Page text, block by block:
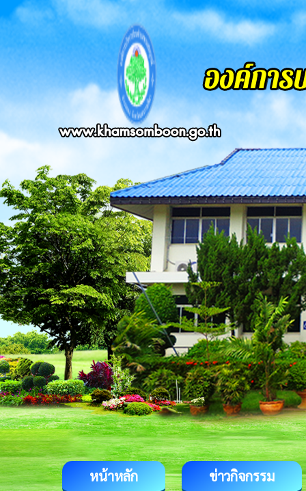
หน้าหลัก ข่าวกิจกรรม